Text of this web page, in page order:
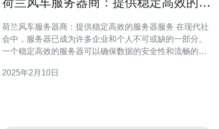
荷兰风车服务器商：提供稳定高效的服务器服务 在现代社
会中，服务器已成为许多企业和个人不可或缺的一部分。
一个稳定高效的服务器可以确保数据的安全性和流畅的网
上脱颖而出。 荷兰风车服务器商凭借其先进的技术和设
2025年2月10日